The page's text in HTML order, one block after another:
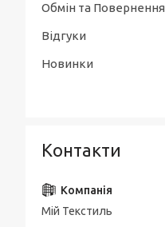
Обмін та Повернення
Відгуки
Новинки
Контакти
Мій Текстиль